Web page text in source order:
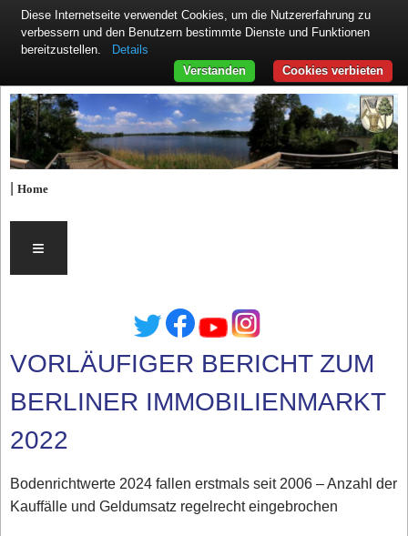
|Home
≡
VORLÄUFIGER BERICHT ZUM
BERLINER IMMOBILIENMARKT
2022
Bodenrichtwerte 2024 fallen erstmals seit 2006 – Anzahl der
Kauffälle und Geldumsatz regelrecht eingebrochen
Diese Internetseite verwendet Cookies, um die Nutzererfahrung zu
verbessern und den Benutzern bestimmte Dienste und Funktionen
bereitzustellen.
Details
Cookies verbieten
Verstanden